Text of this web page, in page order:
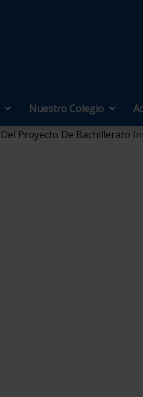
Nuestro Colegio
Proyecto De Bachillerato